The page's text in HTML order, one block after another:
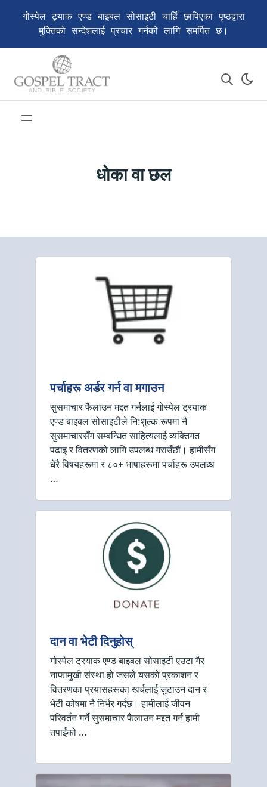
गोस्पेल ट्र्याक एण्ड बाइबल सोसाइटी चाहिँ छापिएका पृष्ठद्वारा
मुक्तिको सन्देशलाई प्रचार गर्नको लागि समर्पित छ।
धोका वा छल
पर्चाहरू अर्डर गर्न वा मगाउन
सुसमाचार फैलाउन मद्दत गर्नलाई गोस्पेल ट्रयाक
एण्ड बाइबल सोसाइटीले नि:शुल्क रूपमा नै
सुसमाचारसँग सम्बन्धित साहित्यलाई व्यक्तिगत
पढाइ र वितरणको लागि उपलब्ध गराउँछौं। हामीसँग
धेरै विषयहरूमा र ८०+ भाषाहरूमा पर्चाहरू उपलब्ध
…
दान वा भेटी दिनुहोस्
गोस्पेल ट्रयाक एण्ड बाइबल सोसाइटी एउटा गैर
नाफामुखी संस्था हो जसले यसको प्रकाशन र
वितरणका प्रयासहरूका खर्चलाई जुटाउन दान र
भेटी कोषमा नै निर्भर गर्दछ। हामीलाई जीवन
परिवर्तन गर्ने सुसमाचार फैलाउन मद्दत गर्न हामी
तपाईंको …